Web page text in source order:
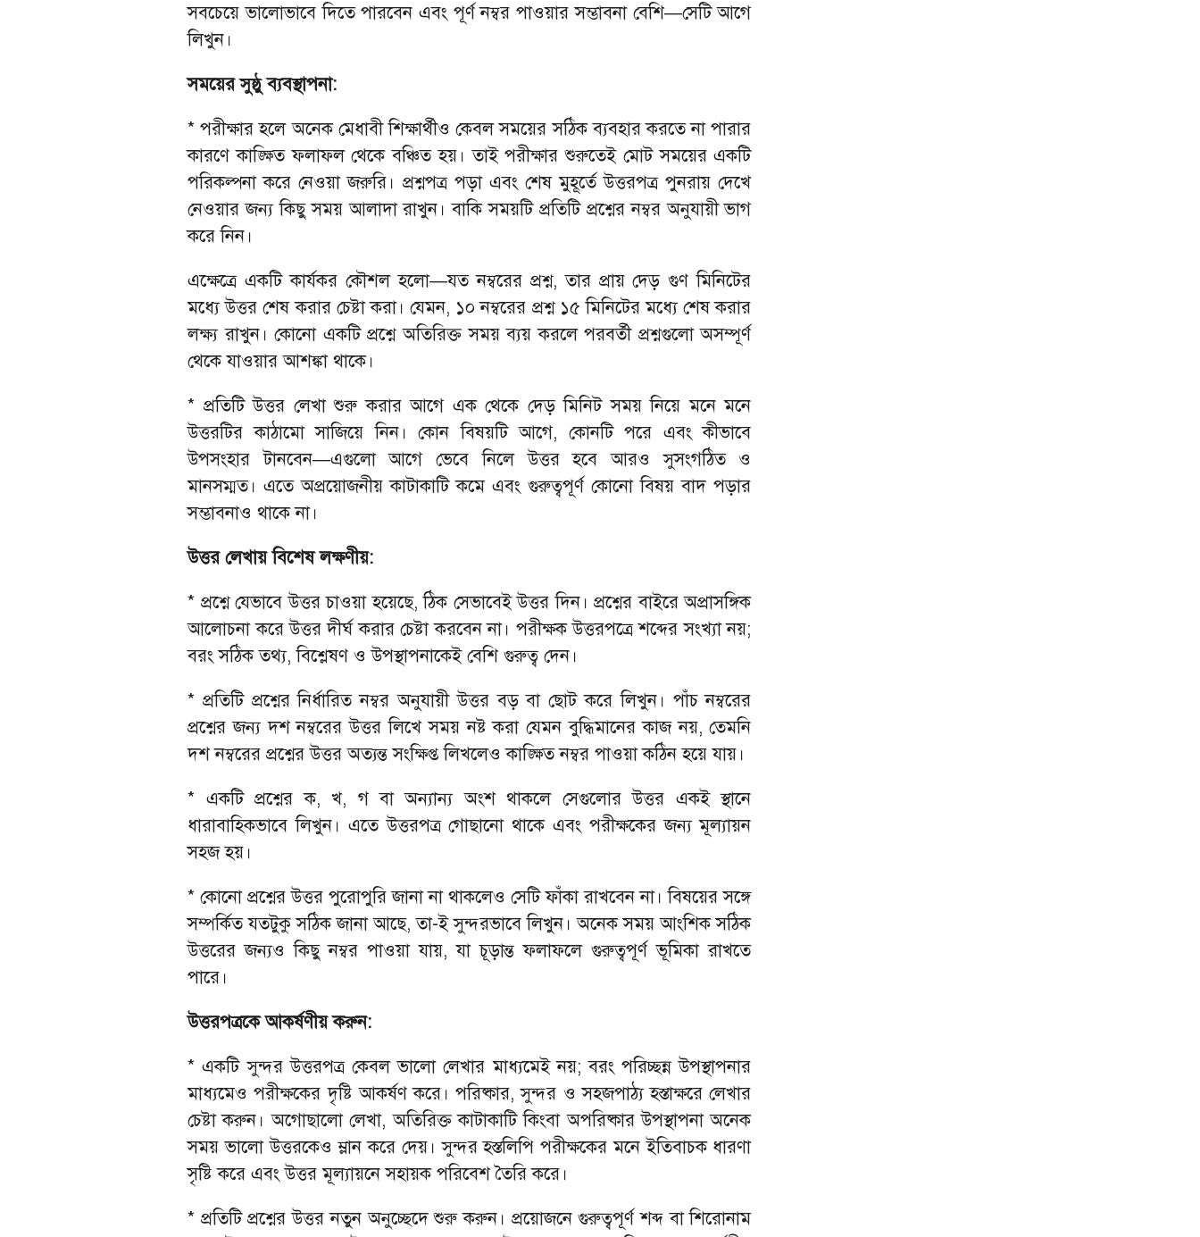
সবচেয়ে ভালোভাবে দিতে পারবেন এবং পূর্ণ নম্বর পাওয়ার সম্ভাবনা বেশি—সেটি আগে
লিখুন।
সময়ের সুষ্ঠু ব্যবস্থাপনা:
* পরীক্ষার হলে অনেক মেধাবী শিক্ষার্থীও কেবল সময়ের সঠিক ব্যবহার করতে না পারার
কারণে কাঙ্ক্ষিত ফলাফল থেকে বঞ্চিত হয়। তাই পরীক্ষার শুরুতেই মোট সময়ের একটি
পরিকল্পনা করে নেওয়া জরুরি। প্রশ্নপত্র পড়া এবং শেষ মুহূর্তে উত্তরপত্র পুনরায় দেখে
নেওয়ার জন্য কিছু সময় আলাদা রাখুন। বাকি সময়টি প্রতিটি প্রশ্নের নম্বর অনুযায়ী ভাগ
করে নিন।
এক্ষেত্রে একটি কার্যকর কৌশল হলো—যত নম্বরের প্রশ্ন, তার প্রায় দেড় গুণ মিনিটের
মধ্যে উত্তর শেষ করার চেষ্টা করা। যেমন, ১০ নম্বরের প্রশ্ন ১৫ মিনিটের মধ্যে শেষ করার
লক্ষ্য রাখুন। কোনো একটি প্রশ্নে অতিরিক্ত সময় ব্যয় করলে পরবর্তী প্রশ্নগুলো অসম্পূর্ণ
থেকে যাওয়ার আশঙ্কা থাকে।
* প্রতিটি উত্তর লেখা শুরু করার আগে এক থেকে দেড় মিনিট সময় নিয়ে মনে মনে
উত্তরটির কাঠামো সাজিয়ে নিন। কোন বিষয়টি আগে, কোনটি পরে এবং কীভাবে
উপসংহার টানবেন—এগুলো আগে ভেবে নিলে উত্তর হবে আরও সুসংগঠিত ও
মানসম্মত। এতে অপ্রয়োজনীয় কাটাকাটি কমে এবং গুরুত্বপূর্ণ কোনো বিষয় বাদ পড়ার
সম্ভাবনাও থাকে না।
উত্তর লেখায় বিশেষ লক্ষণীয়:
* প্রশ্নে যেভাবে উত্তর চাওয়া হয়েছে, ঠিক সেভাবেই উত্তর দিন। প্রশ্নের বাইরে অপ্রাসঙ্গিক
আলোচনা করে উত্তর দীর্ঘ করার চেষ্টা করবেন না। পরীক্ষক উত্তরপত্রে শব্দের সংখ্যা নয়;
বরং সঠিক তথ্য, বিশ্লেষণ ও উপস্থাপনাকেই বেশি গুরুত্ব দেন।
* প্রতিটি প্রশ্নের নির্ধারিত নম্বর অনুযায়ী উত্তর বড় বা ছোট করে লিখুন। পাঁচ নম্বরের
প্রশ্নের জন্য দশ নম্বরের উত্তর লিখে সময় নষ্ট করা যেমন বুদ্ধিমানের কাজ নয়, তেমনি
দশ নম্বরের প্রশ্নের উত্তর অত্যন্ত সংক্ষিপ্ত লিখলেও কাঙ্ক্ষিত নম্বর পাওয়া কঠিন হয়ে যায়।
* একটি প্রশ্নের ক, খ, গ বা অন্যান্য অংশ থাকলে সেগুলোর উত্তর একই স্থানে
ধারাবাহিকভাবে লিখুন। এতে উত্তরপত্র গোছানো থাকে এবং পরীক্ষকের জন্য মূল্যায়ন
সহজ হয়।
* কোনো প্রশ্নের উত্তর পুরোপুরি জানা না থাকলেও সেটি ফাঁকা রাখবেন না। বিষয়ের সঙ্গে
সম্পর্কিত যতটুকু সঠিক জানা আছে, তা-ই সুন্দরভাবে লিখুন। অনেক সময় আংশিক সঠিক
উত্তরের জন্যও কিছু নম্বর পাওয়া যায়, যা চূড়ান্ত ফলাফলে গুরুত্বপূর্ণ ভূমিকা রাখতে
পারে।
উত্তরপত্রকে আকর্ষণীয় করুন:
* একটি সুন্দর উত্তরপত্র কেবল ভালো লেখার মাধ্যমেই নয়; বরং পরিচ্ছন্ন উপস্থাপনার
মাধ্যমেও পরীক্ষকের দৃষ্টি আকর্ষণ করে। পরিষ্কার, সুন্দর ও সহজপাঠ্য হস্তাক্ষরে লেখার
চেষ্টা করুন। অগোছালো লেখা, অতিরিক্ত কাটাকাটি কিংবা অপরিষ্কার উপস্থাপনা অনেক
সময় ভালো উত্তরকেও ম্লান করে দেয়। সুন্দর হস্তলিপি পরীক্ষকের মনে ইতিবাচক ধারণা
সৃষ্টি করে এবং উত্তর মূল্যায়নে সহায়ক পরিবেশ তৈরি করে।
* প্রতিটি প্রশ্নের উত্তর নতুন অনুচ্ছেদে শুরু করুন। প্রয়োজনে গুরুত্বপূর্ণ শব্দ বা শিরোনাম